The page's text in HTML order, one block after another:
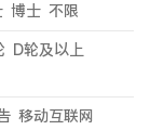
博士 不限
D轮及以上
移动互联网